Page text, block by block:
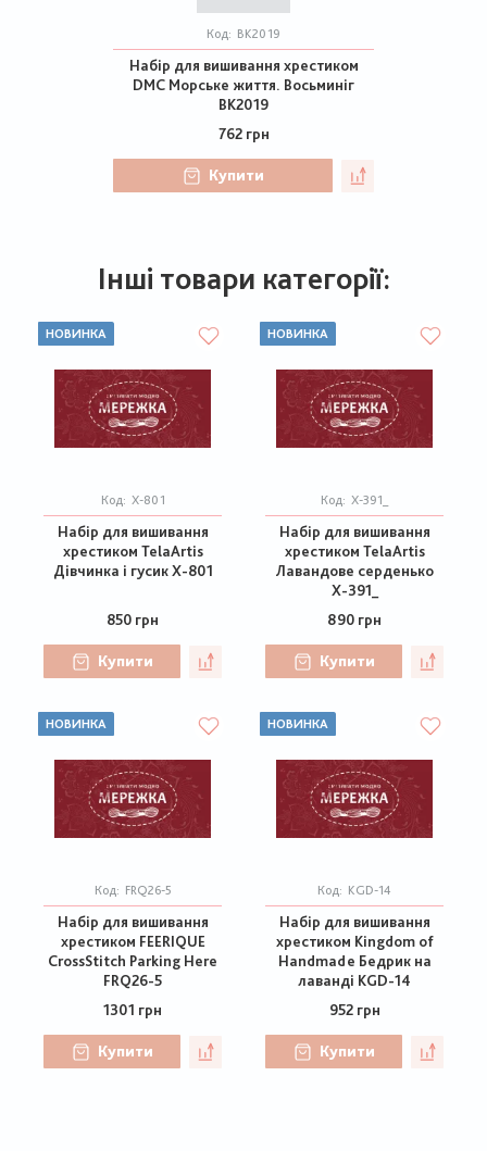
Код: BK2019
Набір для вишивання хрестиком
DMC Морське життя. Восьминіг
BK2019
762 грн
Купити
Інші товари категорії:
НОВИНКА
Код: Х-801
Набір для вишивання
хрестиком TelaArtis
Дівчинка і гусик Х-801
850 грн
Купити
НОВИНКА
Код: Х-391_
Набір для вишивання
хрестиком TelaArtis
Лавандове серденько
Х-391_
890 грн
Купити
НОВИНКА
Код: FRQ26-5
Набір для вишивання
хрестиком FEERIQUE
CrossStitch Parking Here
FRQ26-5
1301 грн
Купити
НОВИНКА
Код: KGD-14
Набір для вишивання
хрестиком Kingdom of
Handmade Бедрик на
лаванді KGD-14
952 грн
Купити